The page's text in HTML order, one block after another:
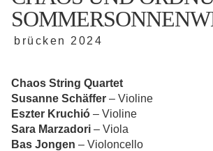
brücken 2024
Chaos String Quartet
Susanne Schäffer – Violine
Eszter Kruchió – Violine
Sara Marzadori – Viola
Bas Jongen – Violoncello